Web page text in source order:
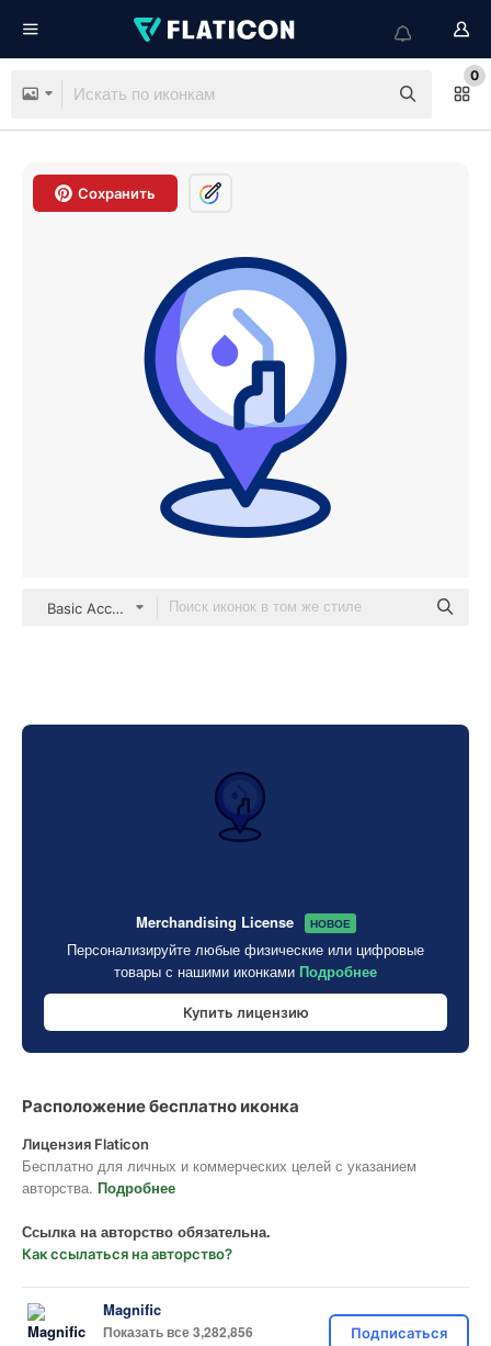
0
Сохранить
Basic Accent Lineal Color
Merchandising License НОВОЕ
Персонализируйте любые физические или цифровые
товары с нашими иконками Подробнее
Купить лицензию
Расположение бесплатно иконка
Лицензия Flaticon
Бесплатно для личных и коммерческих целей с указанием
авторства. Подробнее
Ссылка на авторство обязательна.
Как ссылаться на авторство?
Magnific
Показать все 3,282,856
Подписаться